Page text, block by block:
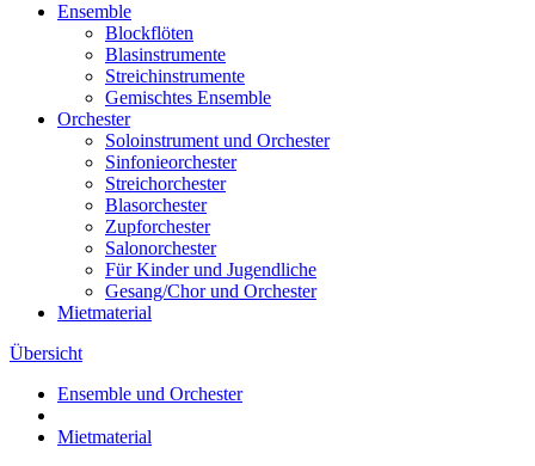
Ensemble
Blockflöten
Blasinstrumente
Streichinstrumente
Gemischtes Ensemble
Orchester
Soloinstrument und Orchester
Sinfonieorchester
Streichorchester
Blasorchester
Zupforchester
Salonorchester
Für Kinder und Jugendliche
Gesang/Chor und Orchester
Mietmaterial
Übersicht
Ensemble und Orchester
Mietmaterial